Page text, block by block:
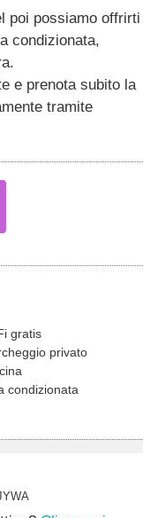
poi possiamo offrirti
condizionata,
e prenota subito la
tramite
gratis
privato
condizionata